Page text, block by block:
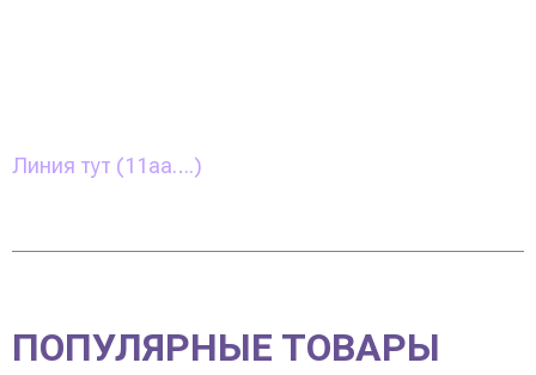
Линия тут (11aa….)
ПОПУЛЯРНЫЕ ТОВАРЫ